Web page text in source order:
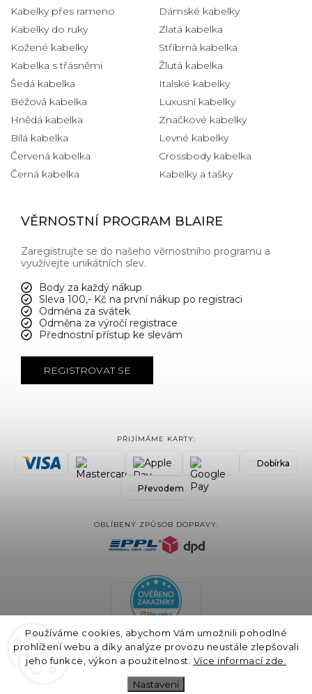
Používáme cookies, abychom Vám umožnili pohodlné
prohlížení webu a díky analýze provozu neustále zlepšovali
jeho funkce, výkon a použitelnost. Více informací zde.
Nastavení
Kabelky přes rameno
Kabelky do ruky
Kožené kabelky
Kabelka s třásněmi
Šedá kabelka
Béžová kabelka
Hnědá kabelka
Bílá kabelka
Červená kabelka
Černá kabelka
Dámské kabelky
Zlatá kabelka
Stříbrná kabelka
Žlutá kabelka
Italské kabelky
Luxusní kabelky
Značkové kabelky
Levné kabelky
Crossbody kabelka
Kabelky a tašky
VĚRNOSTNÍ PROGRAM BLAIRE
Zaregistrujte se do našeho věrnostního programu a
využívejte unikátních slev.
Body za každý nákup
Sleva 100,- Kč na první nákup po registraci
Odměna za svátek
Odměna za výročí registrace
Přednostní přístup ke slevám
REGISTROVAT SE
PŘIJÍMÁME KARTY:
Dobírka
Převodem
OBLÍBENÝ ZPŮSOB DOPRAVY: